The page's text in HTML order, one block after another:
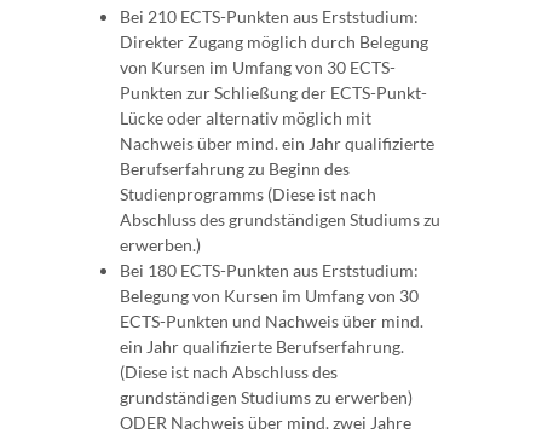
Bei 210 ECTS-Punkten aus Erststudium:
Direkter Zugang möglich durch Belegung
von Kursen im Umfang von 30 ECTS-
Punkten zur Schließung der ECTS-Punkt-
Lücke oder alternativ möglich mit
Nachweis über mind. ein Jahr qualifizierte
Berufserfahrung zu Beginn des
Studienprogramms (Diese ist nach
Abschluss des grundständigen Studiums zu
erwerben.)
Bei 180 ECTS-Punkten aus Erststudium:
Belegung von Kursen im Umfang von 30
ECTS-Punkten und Nachweis über mind.
ein Jahr qualifizierte Berufserfahrung.
(Diese ist nach Abschluss des
grundständigen Studiums zu erwerben)
ODER Nachweis über mind. zwei Jahre